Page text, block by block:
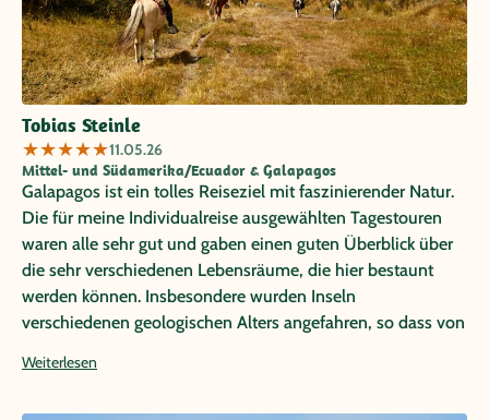
Tobias Steinle
★★★★★11.05.26
Mittel- und Südamerika/Ecuador & Galapagos
Galapagos ist ein tolles Reiseziel mit faszinierender Natur.
Die für meine Individualreise ausgewählten Tagestouren
waren alle sehr gut und gaben einen guten Überblick über
die sehr verschiedenen Lebensräume, die hier bestaunt
werden können. Insbesondere wurden Inseln
verschiedenen geologischen Alters angefahren, so dass von
Transfers haben problemlos funktioniert und sämtliche
Weiterlesen